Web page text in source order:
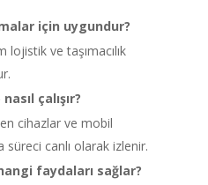
için uygundur?
ve taşımacılık
çalışır?
cihazlar ve mobil
süreci canlı olarak izlenir.
faydaları sağlar?